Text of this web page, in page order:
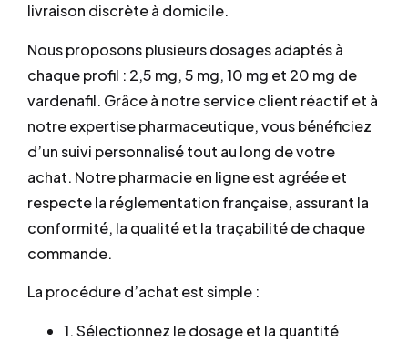
livraison discrète à domicile.
Nous proposons plusieurs dosages adaptés à
chaque profil : 2,5 mg, 5 mg, 10 mg et 20 mg de
vardenafil. Grâce à notre service client réactif et à
notre expertise pharmaceutique, vous bénéficiez
d’un suivi personnalisé tout au long de votre
achat. Notre pharmacie en ligne est agréée et
respecte la réglementation française, assurant la
conformité, la qualité et la traçabilité de chaque
commande.
La procédure d’achat est simple :
1. Sélectionnez le dosage et la quantité